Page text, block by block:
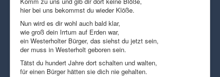
hier bei uns bekommst du wieder Klöße.
Nun wird es dir wohl auch bald klar,
wie groß dein Irrtum auf Erden war,
ein Westerholter Bürger, das siehst du jetzt sein,
der muss in Westerholt geboren sein.
Tätst du hundert Jahre dort schalten und walten,
für einen Bürger hätten sie dich nie gehalten.